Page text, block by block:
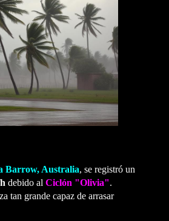
Barrow, Australia, se registró un
debido al Ciclón "Olivia".
tan grande capaz de arrasar